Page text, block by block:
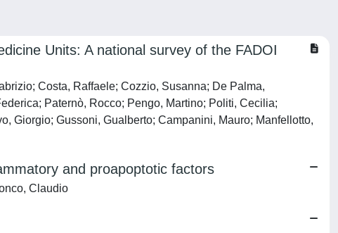
Units: A national survey of the FADOI
Costa, Raffaele; Cozzio, Susanna; De Palma,
Paternò, Rocco; Pengo, Martino; Politi, Cecilia;
Giorgio; Gussoni, Gualberto; Campanini, Mauro; Manfellotto,
and proapoptotic factors
Claudio